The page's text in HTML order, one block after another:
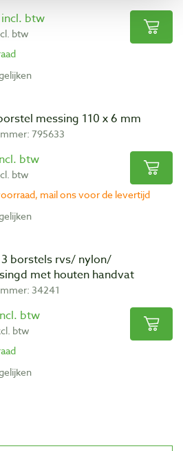
btw
btw
messing 110 x 6 mm
795633
btw
btw
mail ons voor de levertijd
3 borstels rvs/ nylon/
met houten handvat
34241
btw
btw